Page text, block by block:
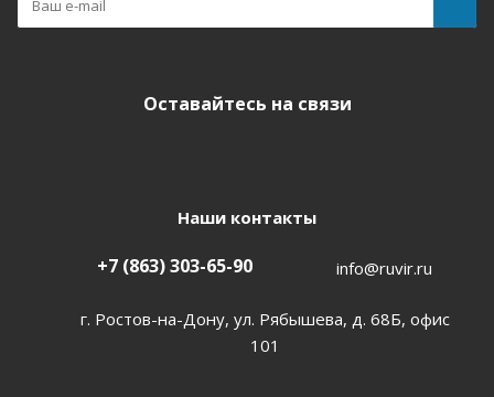
Оставайтесь на связи
Наши контакты
+7 (863) 303-65-90 info@ruvir.ru
г. Ростов-на-Дону, ул. Рябышева, д. 68Б, офис
101